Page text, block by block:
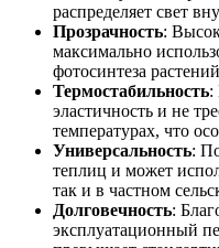
распределяет свет
Прозрачность:
максимально
фотосинтеза
Термостабильность:
эластичность и не
температурах, что
Универсальность:
теплиц и может
так и в частном
Долговечность:
эксплуатационный